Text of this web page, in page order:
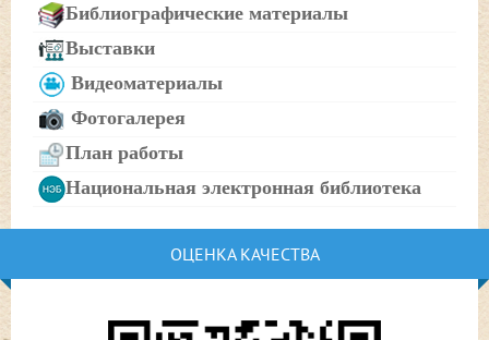
Библиографические материалы
Выставки
Видеоматериалы
Фотогалерея
План работы
Национальная электронная библиотека
ОЦЕНКА КАЧЕСТВА